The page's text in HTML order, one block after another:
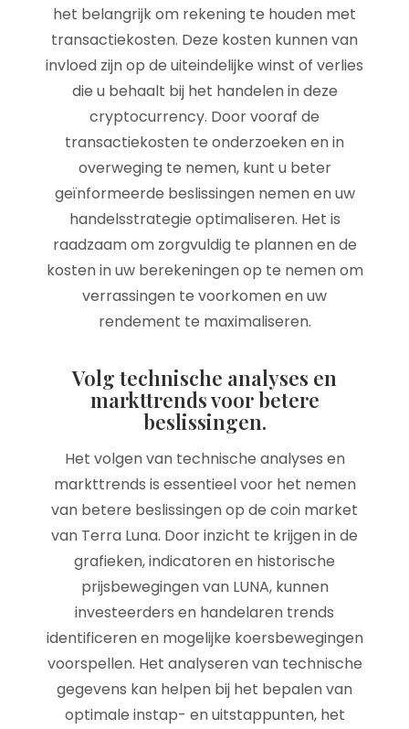
het belangrijk om rekening te houden met
transactiekosten. Deze kosten kunnen van
invloed zijn op de uiteindelijke winst of verlies
die u behaalt bij het handelen in deze
cryptocurrency. Door vooraf de
transactiekosten te onderzoeken en in
overweging te nemen, kunt u beter
geïnformeerde beslissingen nemen en uw
handelsstrategie optimaliseren. Het is
raadzaam om zorgvuldig te plannen en de
kosten in uw berekeningen op te nemen om
verrassingen te voorkomen en uw
rendement te maximaliseren.
Volg technische analyses en
markttrends voor betere
beslissingen.
Het volgen van technische analyses en
markttrends is essentieel voor het nemen
van betere beslissingen op de coin market
van Terra Luna. Door inzicht te krijgen in de
grafieken, indicatoren en historische
prijsbewegingen van LUNA, kunnen
investeerders en handelaren trends
identificeren en mogelijke koersbewegingen
voorspellen. Het analyseren van technische
gegevens kan helpen bij het bepalen van
optimale instap- en uitstappunten, het